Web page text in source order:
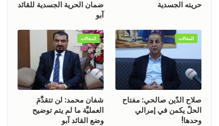
حريته الجسدية
ضمان الحرية الجسدية للقائد
آبو
المقالات
صلاح الدّين صالحي: مفتاح
الحلّ يكمن في إمرالي
وحدها!
المقالات
شفان محمد: لن تتقدَّمَ
العمليَّة ما لم يتم توضيح
وضع القائد آبو